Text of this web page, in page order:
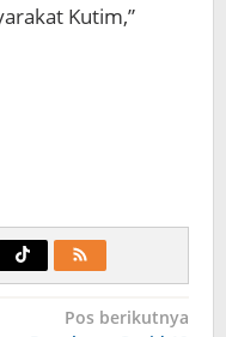
Kutim,”
Pos berikutnya